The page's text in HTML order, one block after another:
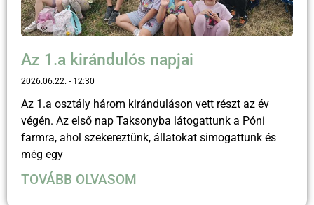
Az 1.a kirándulós napjai
2026.06.22. 12:30
Az 1.a osztály három kiránduláson vett részt az év
végén. Az első nap Taksonyba látogattunk a Póni
farmra, ahol szekereztünk, állatokat simogattunk és
még egy
TOVÁBB OLVASOM